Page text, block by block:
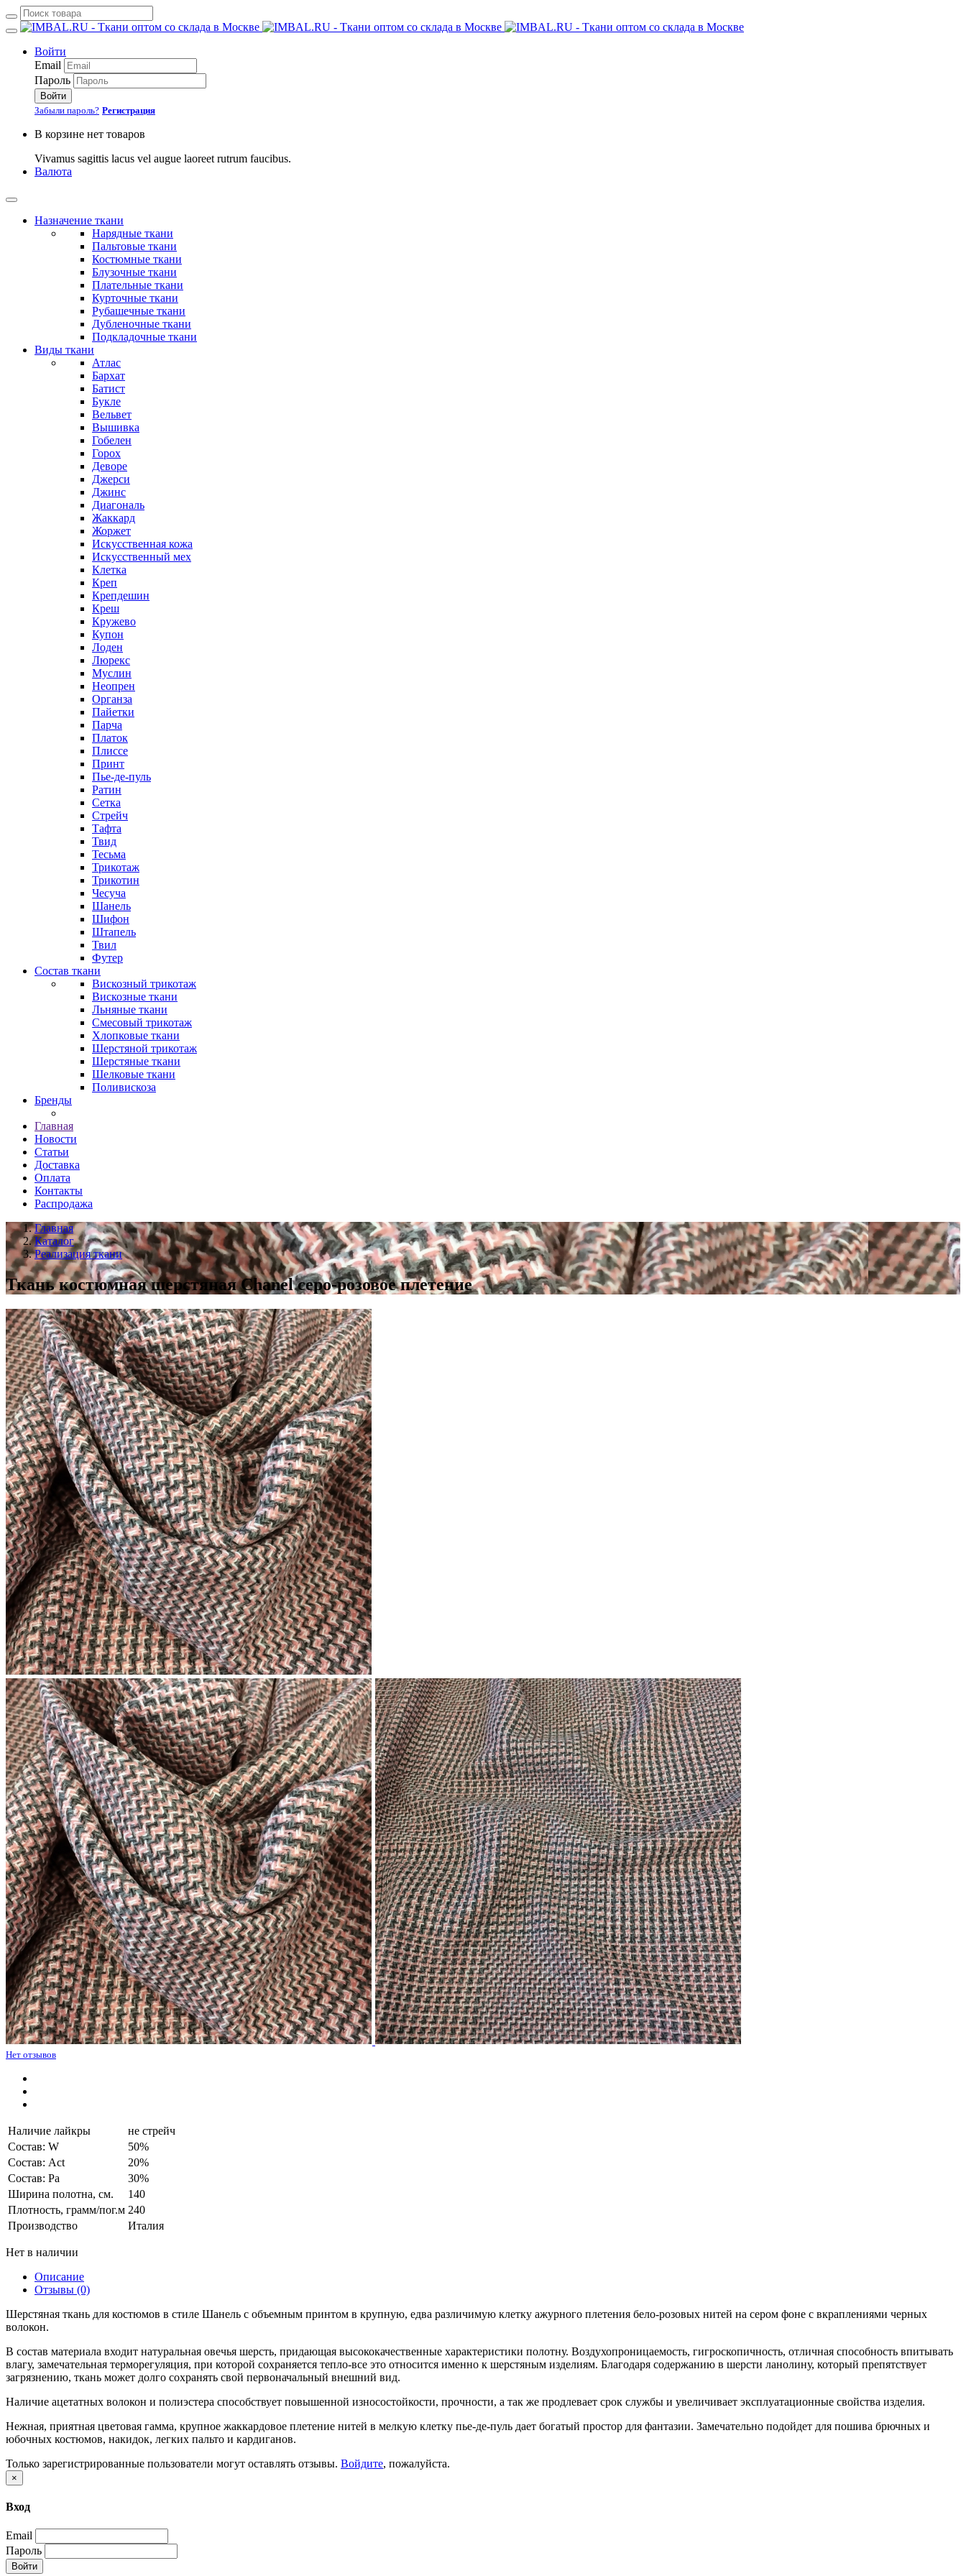
Войти
Email
Пароль
Войти
Забыли пароль? Регистрация
В корзине нет товаров
Vivamus sagittis lacus vel augue laoreet rutrum faucibus.
Валюта
Назначение ткани
Нарядные ткани
Пальтовые ткани
Костюмные ткани
Блузочные ткани
Плательные ткани
Курточные ткани
Рубашечные ткани
Дубленочные ткани
Подкладочные ткани
Виды ткани
Атлас
Бархат
Батист
Букле
Вельвет
Вышивка
Гобелен
Горох
Деворе
Джерси
Джинс
Диагональ
Жаккард
Жоржет
Искусственная кожа
Искусственный мех
Клетка
Креп
Крепдешин
Креш
Кружево
Купон
Лоден
Люрекс
Муслин
Неопрен
Органза
Пайетки
Парча
Платок
Плиссе
Принт
Пье-де-пуль
Ратин
Сетка
Стрейч
Тафта
Твид
Тесьма
Трикотаж
Трикотин
Чесуча
Шанель
Шифон
Штапель
Твил
Футер
Состав ткани
Вискозный трикотаж
Вискозные ткани
Льняные ткани
Смесовый трикотаж
Хлопковые ткани
Шерстяной трикотаж
Шерстяные ткани
Шелковые ткани
Поливискоза
Бренды
Главная
Новости
Статьи
Доставка
Оплата
Контакты
Распродажа
Главная
Каталог
Реализация ткани
Ткань костюмная шерстяная Chanel серо-розовое плетение
Нет отзывов
Наличие лайкры
не стрейч
Состав: W
50%
Состав: Act
20%
Состав: Pa
30%
Ширина полотна, см.
140
Плотность, грамм/пог.м 240
Производство
Италия
Нет в наличии
Описание
Отзывы (0)
Шерстяная ткань для костюмов в стиле Шанель c объемным принтом в крупную, едва различимую клетку ажурного плетения бело-розовых нитей на сером фоне c вкраплениями черных
волокон.
В состав материала входит натуральная овечья шерсть, придающая высококачественные характеристики полотну. Воздухопроницаемость, гигроскопичность, отличная способность впитывать
влагу, замечательная терморегуляция, при которой сохраняется тепло-все это относится именно к шерстяным изделиям. Благодаря содержанию в шерсти ланолину, который препятствует
загрязнению, ткань может долго сохранять свой первоначальный внешний вид.
Наличие ацетатных волокон и полиэстера способствует повышенной износостойкости, прочности, а так же продлевает срок службы и увеличивает эксплуатационные свойства изделия.
Нежная, приятная цветовая гамма, крупное жаккардовое плетение нитей в мелкую клетку пье-де-пуль дает богатый простор для фантазии. Замечательно подойдет для пошива брючных и
юбочных костюмов, накидок, легких пальто и кардиганов.
Только зарегистрированные пользователи могут оставлять отзывы. Войдите, пожалуйста.
×
Вход
Email
Пароль
Войти